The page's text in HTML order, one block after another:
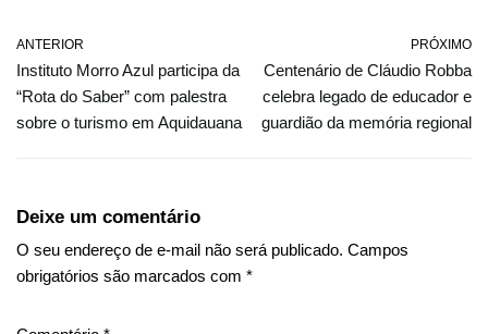
ANTERIOR
Instituto Morro Azul participa da
“Rota do Saber” com palestra
sobre o turismo em Aquidauana
PRÓXIMO
Centenário de Cláudio Robba
celebra legado de educador e
guardião da memória regional
Deixe um comentário
O seu endereço de e-mail não será publicado. Campos
obrigatórios são marcados com *